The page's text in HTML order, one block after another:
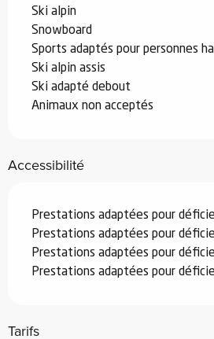
Ski alpin
Snowboard
Sports adaptés pour personnes
Ski alpin assis
Ski adapté debout
Animaux non acceptés
Accessibilité
Prestations adaptées pour
Prestations adaptées pour
Prestations adaptées pour
Prestations adaptées pour
Tarifs